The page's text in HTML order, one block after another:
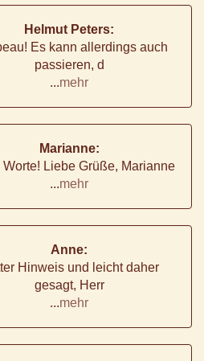
Helmut Peters:
Es kann allerdings auch
passieren, d
...mehr
Marianne:
Worte! Liebe Grüße, Marianne
...mehr
Anne:
Hinweis und leicht daher
gesagt, Herr
...mehr